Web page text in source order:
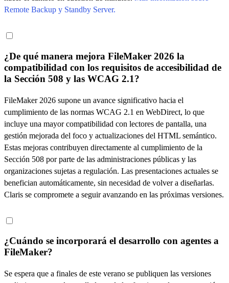
Remote Backup y Standby Server.
¿De qué manera mejora FileMaker 2026 la
compatibilidad con los requisitos de accesibilidad de
la Sección 508 y las WCAG 2.1?
FileMaker 2026 supone un avance significativo hacia el
cumplimiento de las normas WCAG 2.1 en WebDirect, lo que
incluye una mayor compatibilidad con lectores de pantalla, una
gestión mejorada del foco y actualizaciones del HTML semántico.
Estas mejoras contribuyen directamente al cumplimiento de la
Sección 508 por parte de las administraciones públicas y las
organizaciones sujetas a regulación. Las presentaciones actuales se
benefician automáticamente, sin necesidad de volver a diseñarlas.
Claris se compromete a seguir avanzando en las próximas versiones.
¿Cuándo se incorporará el desarrollo con agentes a
FileMaker?
Se espera que a finales de este verano se publiquen las versiones